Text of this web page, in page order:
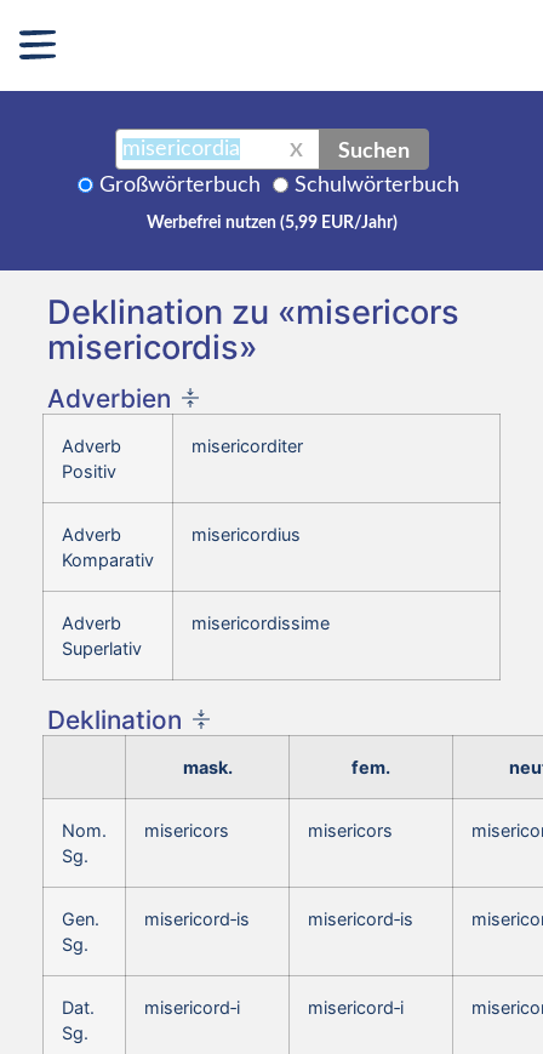
X Suchen
Großwörterbuch Schulwörterbuch
Werbefrei nutzen (5,99 EUR/Jahr)
Deklination zu «misericors
misericordis»
Adverbien
Adverb
Positiv
misericorditer
Adverb
Komparativ
misericordius
Adverb
Superlativ
misericordissime
Deklination
mask. fem.
Nom.
Sg.
misericors misericors
Gen.
Sg.
misericord‑is misericord‑is
Dat.
Sg.
misericord‑i misericord‑i